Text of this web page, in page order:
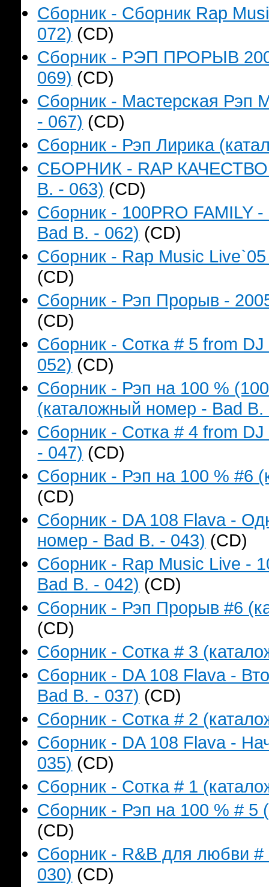
Сборник - Сборник Rap
072) (CD)
Сборник - РЭП ПРОРЫВ
069) (CD)
Сборник - Мастерская Рэп
- 067) (CD)
Сборник - Рэп Лирика
СБОРНИК - RAP КАЧЕСТВО
B. - 063) (CD)
Сборник - 100PRO FAMILY
Bad B. - 062) (CD)
Сборник - Rap Music
(CD)
Сборник - Рэп Прорыв -
(CD)
Сборник - Сотка # 5 from
052) (CD)
Сборник - Рэп на 100 %
(каталожный номер - Bad B.
Сборник - Сотка # 4 from
- 047) (CD)
Сборник - Рэп на 100 % #6
(CD)
Сборник - DA 108 Flava -
номер - Bad B. - 043) (CD)
Сборник - Rap Music Live -
Bad B. - 042) (CD)
Сборник - Рэп Прорыв #6
(CD)
Сборник - Сотка # 3
Сборник - DA 108 Flava -
Bad B. - 037) (CD)
Сборник - Сотка # 2
Сборник - DA 108 Flava -
035) (CD)
Сборник - Сотка # 1
Сборник - Рэп на 100 % # 5
(CD)
Сборник - R&B для любви
030) (CD)